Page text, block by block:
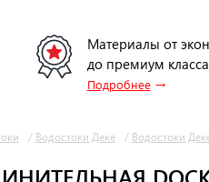
Материалы от
до премиум класса
Подробнее→
/ Водостоки Деке / Водостоки